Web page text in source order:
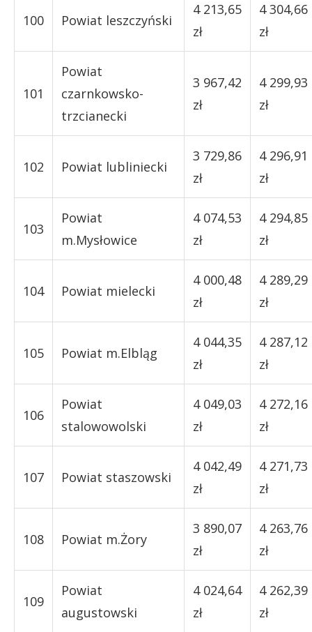
100 Powiat leszczyński
4 213,65
zł
4 304,66
zł
101
Powiat
czarnkowsko-
trzcianecki
3 967,42
zł
4 299,93
zł
102 Powiat lubliniecki
3 729,86
zł
4 296,91
zł
103
Powiat
m.Mysłowice
4 074,53
zł
4 294,85
zł
104 Powiat mielecki
4 000,48
zł
4 289,29
zł
105 Powiat m.Elbląg
4 044,35
zł
4 287,12
zł
106
Powiat
stalowowolski
4 049,03
zł
4 272,16
zł
107 Powiat staszowski
4 042,49
zł
4 271,73
zł
108 Powiat m.Żory
3 890,07
zł
4 263,76
zł
109
Powiat
augustowski
4 024,64
zł
4 262,39
zł